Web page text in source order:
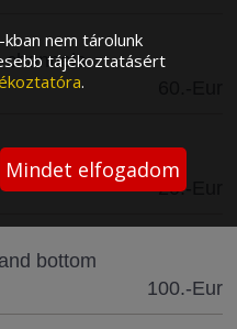
channels
20.-Eur
bottom
100.-Eur
nem tárolunk
tájékoztatásért
.
Mindet elfogadom